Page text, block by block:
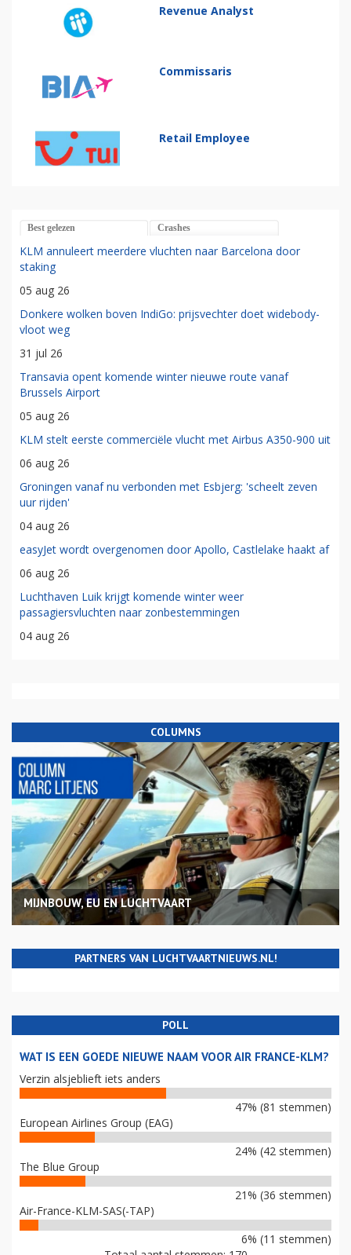
Revenue Analyst
Commissaris
Retail Employee
Best gelezen Crashes
KLM annuleert meerdere vluchten naar Barcelona door
staking
05 aug 26
Donkere wolken boven IndiGo: prijsvechter doet widebody-
vloot weg
31 jul 26
Transavia opent komende winter nieuwe route vanaf
Brussels Airport
05 aug 26
KLM stelt eerste commerciële vlucht met Airbus A350-900 uit
06 aug 26
Groningen vanaf nu verbonden met Esbjerg: 'scheelt zeven
uur rijden'
04 aug 26
easyJet wordt overgenomen door Apollo, Castlelake haakt af
06 aug 26
Luchthaven Luik krijgt komende winter weer
passagiersvluchten naar zonbestemmingen
04 aug 26
COLUMNS
MIJNBOUW, EU EN LUCHTVAART
PARTNERS VAN LUCHTVAARTNIEUWS.NL!
POLL
WAT IS EEN GOEDE NIEUWE NAAM VOOR AIR FRANCE-KLM?
Verzin alsjeblieft iets anders
47% (81 stemmen)
European Airlines Group (EAG)
24% (42 stemmen)
The Blue Group
21% (36 stemmen)
Air-France-KLM-SAS(-TAP)
6% (11 stemmen)